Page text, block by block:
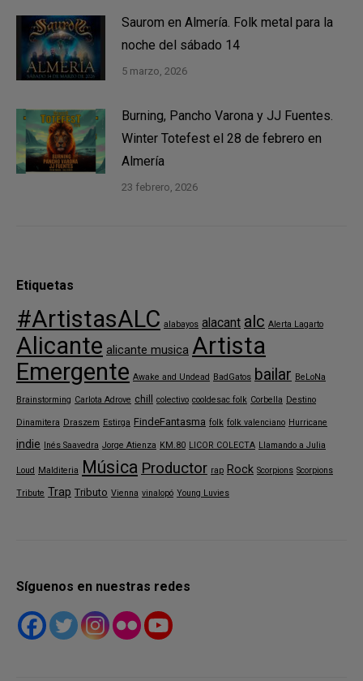
Saurom en Almería. Folk metal para la
noche del sábado 14
5 marzo, 2026
Burning, Pancho Varona y JJ Fuentes.
Winter Totefest el 28 de febrero en
Almería
23 febrero, 2026
Etiquetas
#ArtistasALC alabayos alacant alc Alerta Lagarto
Alicante alicante musica Artista
Emergente Awake and Undead BadGatos bailar BeLoNa
Brainstorming Carlota Adrove chill colectivo cooldesac folk Corbella Destino
Dinamitera Draszem Estirga FindeFantasma folk folk valenciano Hurricane
indie Inés Saavedra Jorge Atienza KM.80 LICOR COLECTA Llamando a Julia
Loud Malditeria Música Productor rap Rock Scorpions Scorpions
Tribute Trap Tributo Vienna vinalopó Young Luvies
Síguenos en nuestras redes